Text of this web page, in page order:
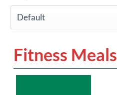
Fitness Meals